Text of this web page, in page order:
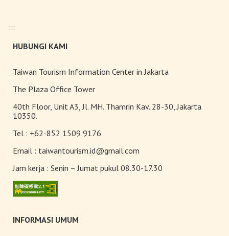
Teh Kelas Dunia
:::
HUBUNGI KAMI
Taiwan Tourism Information Center in Jakarta
The Plaza Office Tower
40th Floor, Unit A3, Jl. MH. Thamrin Kav. 28-30, Jakarta
10350.
Tel : +62-852 1509 9176
Email : taiwantourism.id@gmail.com
Jam kerja : Senin – Jumat pukul 08.30-17.30
INFORMASI UMUM